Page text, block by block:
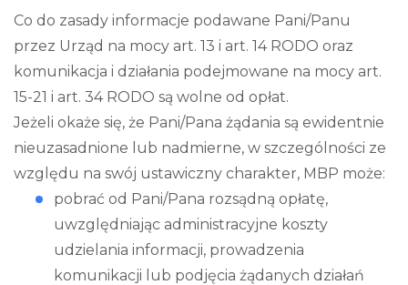
Co do zasady informacje podawane Pani/Panu
przez Urząd na mocy art. 13 i art. 14 RODO oraz
komunikacja i działania podejmowane na mocy art.
15-21 i art. 34 RODO są wolne od opłat.
Jeżeli okaże się, że Pani/Pana żądania są ewidentnie
nieuzasadnione lub nadmierne, w szczególności ze
względu na swój ustawiczny charakter, MBP może:
pobrać od Pani/Pana rozsądną opłatę,
uwzględniając administracyjne koszty
udzielania informacji, prowadzenia
komunikacji lub podjęcia żądanych działań